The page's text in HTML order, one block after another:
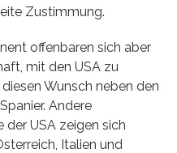
Zustimmung.
offenbaren sich aber
mit den USA zu
Wunsch neben den
Andere
USA zeigen sich
Italien und